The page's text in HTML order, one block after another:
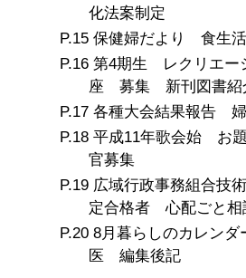
化法案制定
保健婦だより 食生
第4期生 レクリエー
座 募集 新刊図書紹
各種大会結果報告
平成11年歌会始 お
官募集
広域行政事務組合
定合格者 心配ごと
8月暮らしのカレン
医 編集後記